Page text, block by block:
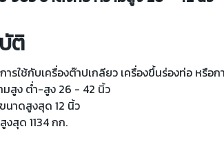
ติ
ารใช้กับเครื่องต๊าปเกลียว เครื่องขึ้นร่องท่อ หรือ
มสูง ต่ำ-สูง 26 - 42 นิ้ว
นาดสูงสุด 12 นิ้ว
งสุด 1134 กก.